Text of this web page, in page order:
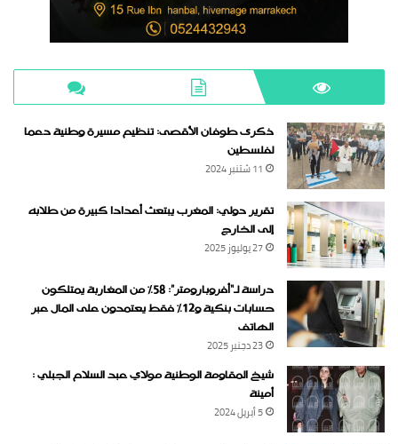
ذكرى طوفان الأقصى: تنظيم مسيرة وطنية دعما
لفلسطين
11 شتنبر 2024
تقرير دولي: المغرب يبتعث أعدادا كبيرة من طلابه
إلى الخارج
27 يوليوز 2025
دراسة لـ“أفروبارومتر”: 58٪ من المغاربة يمتلكون
حسابات بنكية و12٪ فقط يعتمدون على المال عبر
الهاتف
23 دجنبر 2025
شيخ المقاومة الوطنية مولاي عبد السلام الجبلي :
أمينة
5 أبريل 2024